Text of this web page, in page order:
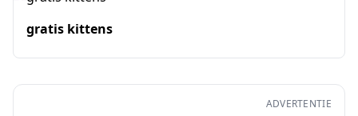
gratis kittens
ADVERTENTIE